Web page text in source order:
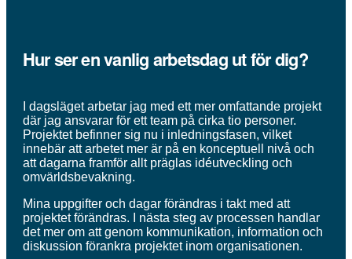
Hur ser en vanlig arbetsdag ut för dig?
I dagsläget arbetar jag med ett mer omfattande projekt
där jag ansvarar för ett team på cirka tio personer.
Projektet befinner sig nu i inledningsfasen, vilket
innebär att arbetet mer är på en konceptuell nivå och
att dagarna framför allt präglas idéutveckling och
omvärldsbevakning.
Mina uppgifter och dagar förändras i takt med att
projektet förändras. I nästa steg av processen handlar
det mer om att genom kommunikation, information och
diskussion förankra projektet inom organisationen.